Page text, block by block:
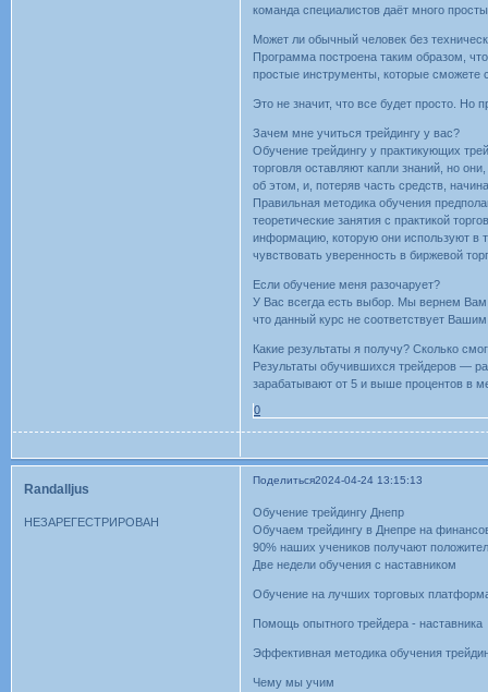
команда специалистов даёт много
Может ли обычный человек без
Программа построена таким образом,
простые инструменты, которые сможете
Это не значит, что все будет просто. Но
Зачем мне учиться трейдингу у вас?
Обучение трейдингу у практикующих
торговля оставляют капли знаний, но
об этом, и, потеряв часть средств,
Правильная методика обучения
теоретические занятия с практикой
информацию, которую они используют в
чувствовать уверенность в биржевой
Если обучение меня разочарует?
У Вас всегда есть выбор. Мы вернем Вам
что данный курс не соответствует
Какие результаты я получу? Сколько
Результаты обучившихся трейдеров —
зарабатывают от 5 и выше процентов в
0
Поделиться2024-04-24 13:15:13
Randalljus
НЕЗАРЕГЕСТРИРОВАН
Обучение трейдингу Днепр
Обучаем трейдингу в Днепре на
90% наших учеников получают
Две недели обучения с наставником
Обучение на лучших торговых
Помощь опытного трейдера - наставника
Эффективная методика обучения
Чему мы учим